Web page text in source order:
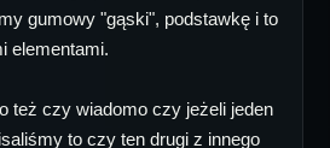
gumowy "gąski", podstawkę i to
elementami.
też czy wiadomo czy jeżeli jeden
to czy ten drugi z innego